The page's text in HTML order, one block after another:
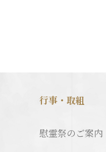
行事・取組
慰霊祭のご案内